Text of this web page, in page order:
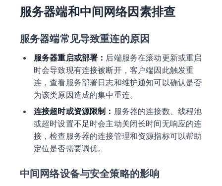
服务器端和中间网络因素排查
服务器端常见导致重连的原因
服务器重启或部署： 后端服务在滚动更新或重启
时会导致现有连接被断开，客户端因此触发重
连，查看服务部署日志和维护通知可以确认是否
为该类原因造成的集中重连。
连接超时或资源限制： 服务器的连接数、线程池
或超时设置不足时会主动关闭长时间无响应的连
接，检查服务器的连接管理和资源指标可以帮助
定位是否需要调优。
中间网络设备与安全策略的影响